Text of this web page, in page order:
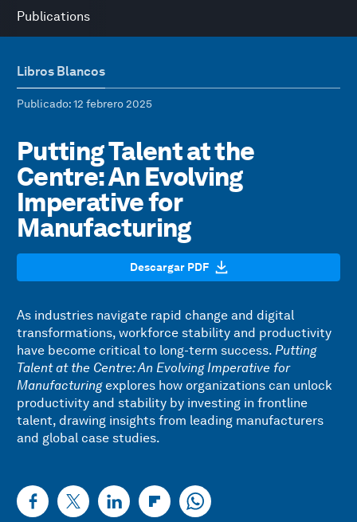
Publications
Libros Blancos
Publicado: 12 febrero 2025
Putting Talent at the
Centre: An Evolving
Imperative for
Manufacturing
Descargar PDF
As industries navigate rapid change and digital
transformations, workforce stability and productivity
have become critical to long-term success. Putting
Talent at the Centre: An Evolving Imperative for
Manufacturing explores how organizations can unlock
productivity and stability by investing in frontline
talent, drawing insights from leading manufacturers
and global case studies.